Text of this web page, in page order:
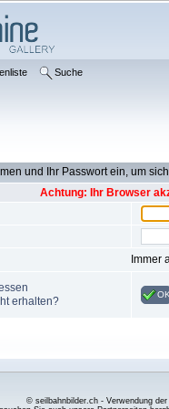
Suche
und Ihr Passwort ein, um
Achtung: Ihr Browser
Immer
erhalten?
© seilbahnbilder.ch - Verwendung